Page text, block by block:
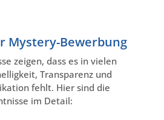
Mystery-Bewerbung
zeigen, dass es in vielen
Transparenz und
fehlt. Hier sind die
im Detail: